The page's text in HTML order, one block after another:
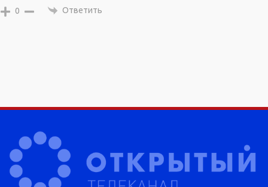
0 Ответить